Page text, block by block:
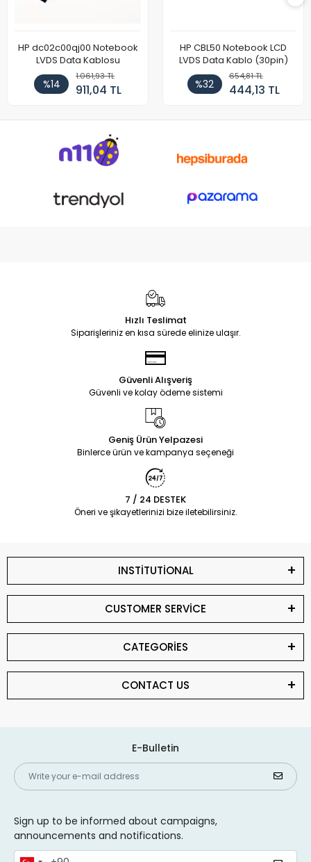
HP dc02c00qj00 Notebook
LVDS Data Kablosu
%14
1.061,93 TL
911,04 TL
HP CBL50 Notebook LCD
LVDS Data Kablo (30pin)
%32
654,81 TL
444,13 TL
Hızlı Teslimat
Siparişleriniz en kısa sürede elinize ulaşır.
Güvenli Alışveriş
Güvenli ve kolay ödeme sistemi
Geniş Ürün Yelpazesi
Binlerce ürün ve kampanya seçeneği
7 / 24 DESTEK
Öneri ve şikayetlerinizi bize iletebilirsiniz.
INSTİTUTİONAL
CUSTOMER SERVİCE
CATEGORİES
CONTACT US
E-Bulletin
Sign up to be informed about campaigns,
announcements and notifications.